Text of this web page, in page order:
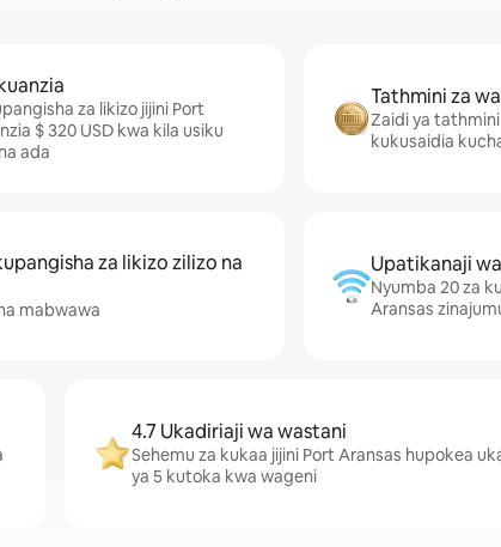
za likizo jijini Port
$ 320 USD kwa kila usiku
ada
Tathmini za
Zaidi ya
kukusaidia
za likizo zilizo na
mabwawa
Upatikanaji
Nyumba 20 za
Aransas
4.7 Ukadiriaji wa wastani
Sehemu za kukaa jijini Port Aransas hupokea
ya 5 kutoka kwa wageni